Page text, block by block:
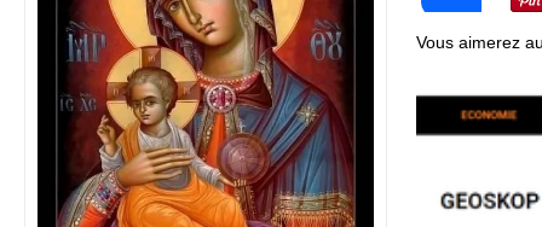
Vous aimerez